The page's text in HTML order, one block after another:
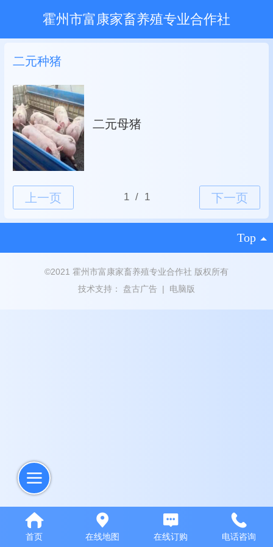
霍州市富康家畜养殖专业合作社
二元种猪
二元母猪
Top
©2021 霍州市富康家畜养殖专业合作社 版权所有
技术支持： 盘古广告 | 电脑版
首页 在线地图 在线订购 电话咨询